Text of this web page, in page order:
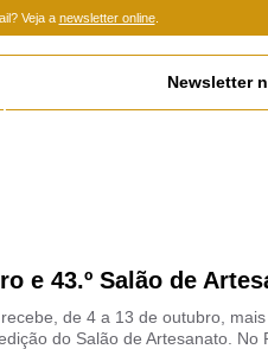
Veja a newsletter online.
Newsletter
e 43.º Salão de
de 4 a 13 de outubro,
do Salão de Artesanato. No